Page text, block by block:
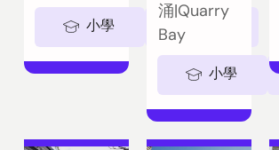
小學
涌|Quarry
Bay
小學